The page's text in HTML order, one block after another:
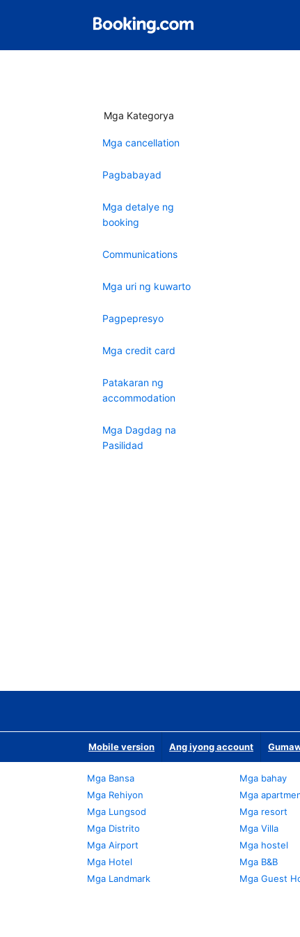
Mga Kategorya
Mga cancellation
Pagbabayad
Mga detalye ng
booking
Communications
Mga uri ng kuwarto
Pagpepresyo
Mga credit card
Patakaran ng
accommodation
Mga Dagdag na
Pasilidad
Mobile version Ang iyong account
Mga Bansa
Mga Rehiyon
Mga Lungsod
Mga Distrito
Mga Airport
Mga Hotel
Mga Landmark
Mga bahay
Mga
Mga resort
Mga Villa
Mga hostel
Mga B&B
Mga Guest